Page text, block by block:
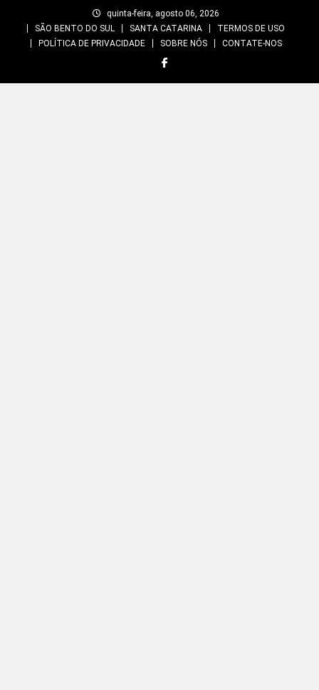
quinta-feira, agosto 06, 2026
SÃO BENTO DO SUL
SANTA CATARINA
TERMOS DE USO
POLÍTICA DE PRIVACIDADE
SOBRE NÓS CONTATE-NOS